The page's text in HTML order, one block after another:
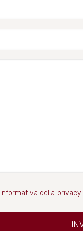
informativa della privacy